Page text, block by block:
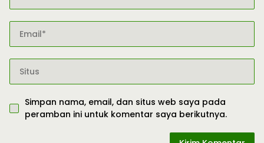
Simpan nama, email, dan situs web saya pada
peramban ini untuk komentar saya berikutnya.